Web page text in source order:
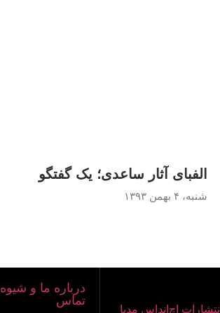
الفبای آثار ساعدی؛ یک گفتگو
شنبه، ۴ بهمن ۱۳۹۳
انتشارات اچ‌اند‌اس مدیا
درباره ما و شیوه
تماس